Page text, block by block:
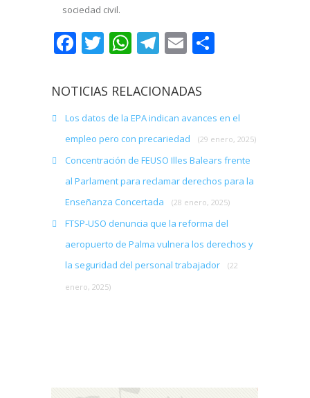
sociedad civil.
Facebook
Twitter
WhatsApp
Telegram
Email
NOTICIAS RELACIONADAS
Los datos de la EPA indican avances en el
empleo pero con precariedad
(29 enero, 2025)
Concentración de FEUSO Illes Balears frente
al Parlament para reclamar derechos para la
Enseñanza Concertada
(28 enero, 2025)
FTSP-USO denuncia que la reforma del
aeropuerto de Palma vulnera los derechos y
la seguridad del personal trabajador
(22
enero, 2025)